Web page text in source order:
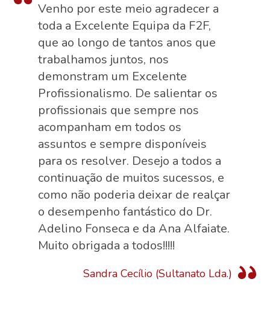
Venho por este meio agradecer a
toda a Excelente Equipa da F2F,
que ao longo de tantos anos que
trabalhamos juntos, nos
demonstram um Excelente
Profissionalismo. De salientar os
profissionais que sempre nos
acompanham em todos os
assuntos e sempre disponíveis
para os resolver. Desejo a todos a
continuação de muitos sucessos, e
como não poderia deixar de realçar
o desempenho fantástico do Dr.
Adelino Fonseca e da Ana Alfaiate.
Muito obrigada a todos!!!!!
Sandra Cecílio (Sultanato Lda.)